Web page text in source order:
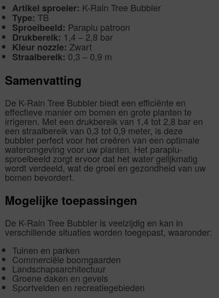
Artikel sproeier: K-Rain Tree Bubbler
Type: TB
Sproeibeeld: Paraplu patroon
Drukbereik: 1,4 – 2,8 bar
Kleur nozzle: Zwart
Straalbereik: 0,3 – 0,9 m
Samenvatting
De K-Rain Tree Bubbler biedt een efficiënte en
effectieve manier om bomen en grote planten te
irrigeren. Met een drukbereik van 1,4 tot 2,8 bar en
een straalbereik van 0,3 tot 0,9 meter, is deze
bubbler perfect voor het creëren van een optimale
wateromgeving voor uw planten. Het paraplu-
sproeibeeld zorgt ervoor dat het water gelijkmatig
wordt verdeeld, wat de groei en gezondheid van uw
bomen bevordert.
Mogelijke toepassingen
De K-Rain Tree Bubbler is veelzijdig en kan in
verschillende situaties worden toegepast, waaronder:
Tuinen en parken
Commerciële boomgaarden
Landschapsarchitectuur
Groene daken en gevels
Sportvelden en recreatiegebieden